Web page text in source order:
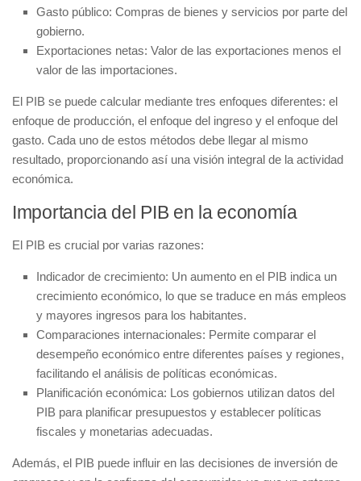
Gasto público: Compras de bienes y servicios por parte del
gobierno.
Exportaciones netas: Valor de las exportaciones menos el
valor de las importaciones.
El PIB se puede calcular mediante tres enfoques diferentes: el
enfoque de producción, el enfoque del ingreso y el enfoque del
gasto. Cada uno de estos métodos debe llegar al mismo
resultado, proporcionando así una visión integral de la actividad
económica.
Importancia del PIB en la economía
El PIB es crucial por varias razones:
Indicador de crecimiento: Un aumento en el PIB indica un
crecimiento económico, lo que se traduce en más empleos
y mayores ingresos para los habitantes.
Comparaciones internacionales: Permite comparar el
desempeño económico entre diferentes países y regiones,
facilitando el análisis de políticas económicas.
Planificación económica: Los gobiernos utilizan datos del
PIB para planificar presupuestos y establecer políticas
fiscales y monetarias adecuadas.
Además, el PIB puede influir en las decisiones de inversión de